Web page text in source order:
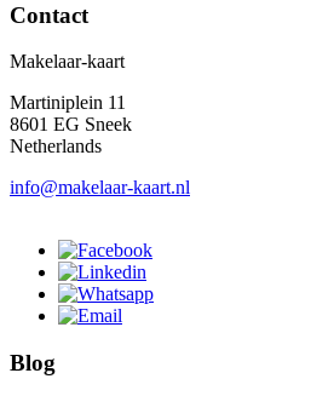
Contact
Makelaar-kaart
Martiniplein 11
8601 EG Sneek
Netherlands
info@makelaar-kaart.nl
Blog